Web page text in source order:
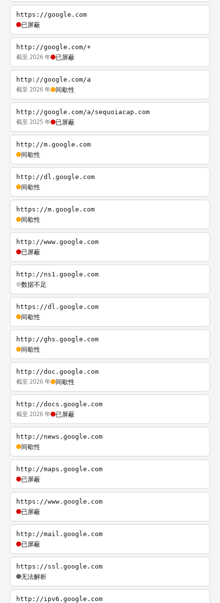
https://google.com
已屏蔽
http://google.com/+
截至 2026 年 已屏蔽
http://google.com/a
截至 2026 年 间歇性
http://google.com/a/sequoiacap.com
截至 2025 年 已屏蔽
http://m.google.com
间歇性
http://dl.google.com
间歇性
https://m.google.com
间歇性
http://www.google.com
已屏蔽
http://ns1.google.com
数据不足
https://dl.google.com
间歇性
http://ghs.google.com
间歇性
http://doc.google.com
截至 2026 年 间歇性
http://docs.google.com
截至 2026 年 已屏蔽
http://news.google.com
间歇性
http://maps.google.com
已屏蔽
https://www.google.com
已屏蔽
http://mail.google.com
已屏蔽
https://ssl.google.com
无法解析
http://ipv6.google.com